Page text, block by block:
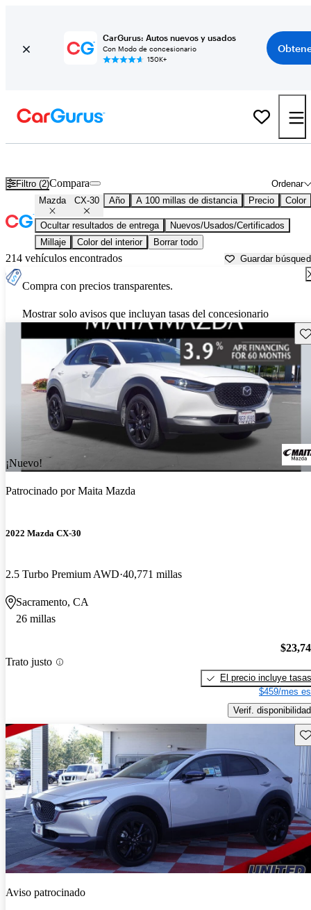
CarGurus: Autos nuevos y usados
Con Modo de concesionario
150K+
Filtro (2) Ordenar
Compara
Mazda CX-30 Año A 100 millas de distancia Precio Color
Ocultar resultados de entrega
Nuevos/Usados/Certificados
Millaje
Color del interior Borrar todo
214 vehículos encontrados Guardar
Compra con precios transparentes.
Mostrar solo avisos que incluyan tasas del concesionario
¡Nuevo!
Patrocinado porMaita Mazda
2022 Mazda CX-30
2.5 Turbo Premium AWD 40,771 millas
Sacramento, CA
26 millas
Trato justo
El precio incluye tasas
$459/mes
Verif. disponibilidad
Aviso patrocinado